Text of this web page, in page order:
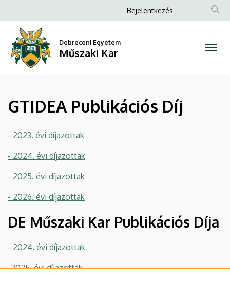
Publikációs
Díj
Kar
a
tartalomra
Anonim
Bejelentkezés
Debreceni Egyetem
Műszaki Kar
GTIDEA Publikációs Díj
- 2023. évi díjazottak
- 2024. évi díjazottak
- 2025. évi díjazottak
- 2026. évi díjazottak
DE Műszaki Kar Publikációs Díja
- 2024. évi díjazottak
-2025. évi díjazottak